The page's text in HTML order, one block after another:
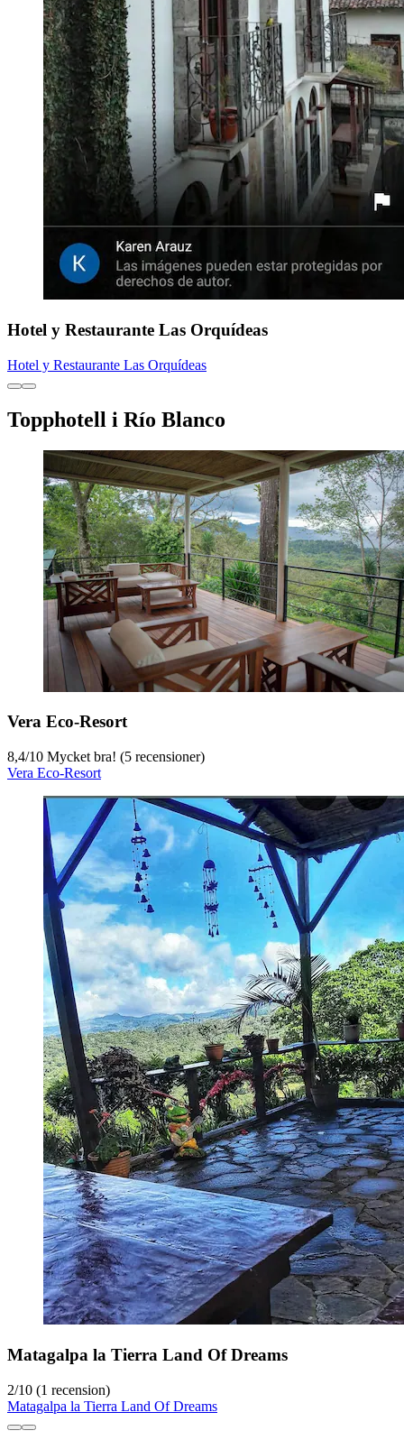
Hotel y Restaurante Las Orquídeas
Hotel y Restaurante Las Orquídeas
Topphotell i Río Blanco
Vera Eco-Resort
8,4/10 Mycket bra! (5 recensioner)
Vera Eco-Resort
Matagalpa la Tierra Land Of Dreams
2/10 (1 recension)
Matagalpa la Tierra Land Of Dreams